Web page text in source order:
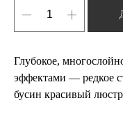
Глубокое,
эффектами — редкое
бусин красивый